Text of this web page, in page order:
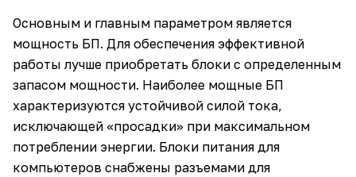
Основным и главным параметром является
мощность БП. Для обеспечения эффективной
работы лучше приобретать блоки с определенным
запасом мощности. Наиболее мощные БП
характеризуются устойчивой силой тока,
исключающей «просадки» при максимальном
потреблении энергии. Блоки питания для
компьютеров снабжены разъемами для